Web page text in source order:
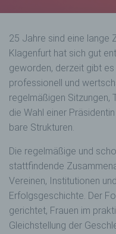
25 Jahre sind eine lange
Klagenfurt hat sich gut
geworden, derzeit gibt
professionell und
regelmäßigen Sitzungen,
die Wahl einer
bare Strukturen.
Die regelmäßige und
stattfindende
Vereinen, Institutionen
Erfolgsgeschichte. Der
gerichtet, Frauen im
Gleichstellung der